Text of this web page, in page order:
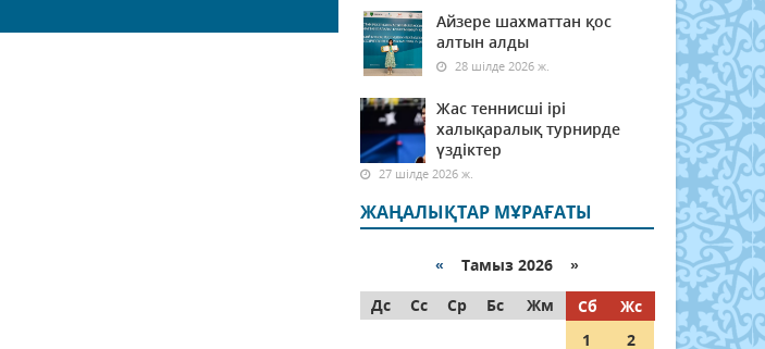
Айзере шахматтан қос
алтын алды
28 шілде 2026 ж.
Жас теннисші ірі
халықаралық турнирде
үздіктер
27 шілде 2026 ж.
ЖАҢАЛЫҚТАР МҰРАҒАТЫ
« Тамыз 2026 »
Дс
Сс Ср Бс Жм Сб
Жс
1
2